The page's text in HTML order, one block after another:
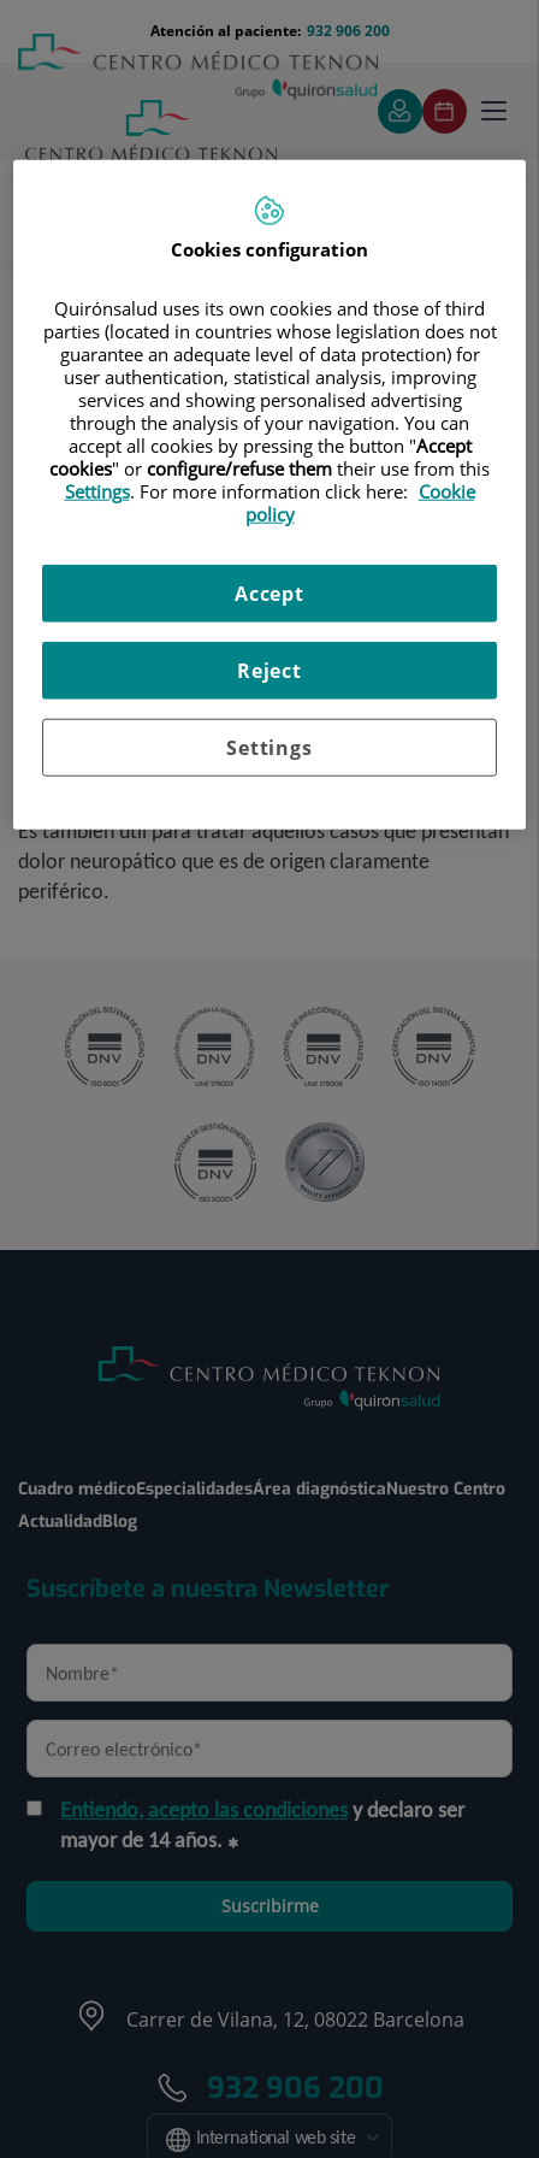
contenido
Menú
teléfono
cabecera
932 906 200
Atención al paciente:
Traumatología
Tratamientos y Especialidades
¿En qué consiste la cirugía asistida por registro
intraoperatorio?
¿En qué consiste la cirugía asistida
por registro intraoperatorio?
Centro Médico Teknon es uno de los únicos centros
europeos que utilizan el mapeo asistido por registro
neurólogo y permite mapear durante la cirugía la zona
afectada para localizar qué nervios están afectados y
comprobar el funcionamiento exacto de dichos nervios.
Ello permite obtener unos mejores resultados en la
cirugía al poder precisar tejido nervioso sano, tejido en
recuperación y tejido lesionado.
Es también útil para tratar aquellos casos que presentan
dolor neuropático que es de origen claramente
periférico.
Cuadro médicoEspecialidadesÁrea diagnósticaNuestro Centro
ActualidadBlog
Suscríbete a nuestra Newsletter
Entiendo, acepto las condicionesy declaro ser
mayor de 14 años.
Suscribirme
Carrer de Vilana, 12, 08022 Barcelona
932 906 200
International web site
Cookies configuration
Quirónsalud uses its own cookies and those of third
parties (located in countries whose legislation does not
guarantee an adequate level of data protection) for
user authentication, statistical analysis, improving
services and showing personalised advertising
through the analysis of your navigation. You can
accept all cookies by pressing the button "Accept
cookies" or configure/refuse them their use from this
Settings. For more information click here: Cookie
policy
Settings
Reject
Accept